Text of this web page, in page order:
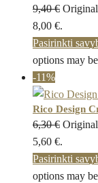
9,40€
8,00 €.
Pasirinkti
options may
-11%
Rico Design
6,30€
5,60 €.
Pasirinkti
options may